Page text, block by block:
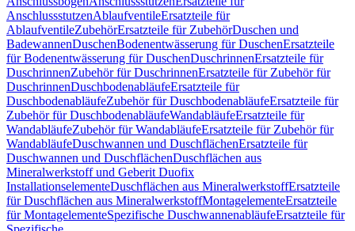
AnschlussstutzenAblaufventileErsatzteile für
AblaufventileZubehörErsatzteile für ZubehörDuschen und
BadewannenDuschenBodenentwässerung für DuschenErsatzteile
für Bodenentwässerung für DuschenDuschrinnenErsatzteile für
DuschrinnenZubehör für DuschrinnenErsatzteile für Zubehör für
DuschrinnenDuschbodenabläufeErsatzteile für
DuschbodenabläufeZubehör für DuschbodenabläufeErsatzteile für
Zubehör für DuschbodenabläufeWandabläufeErsatzteile für
WandabläufeZubehör für WandabläufeErsatzteile für Zubehör für
WandabläufeDuschwannen und DuschflächenErsatzteile für
Duschwannen und DuschflächenDuschflächen aus
Mineralwerkstoff und Geberit Duofix
InstallationselementeDuschflächen aus MineralwerkstoffErsatzteile
für Duschflächen aus MineralwerkstoffMontagelementeErsatzteile
für MontagelementeSpezifische DuschwannenabläufeErsatzteile für